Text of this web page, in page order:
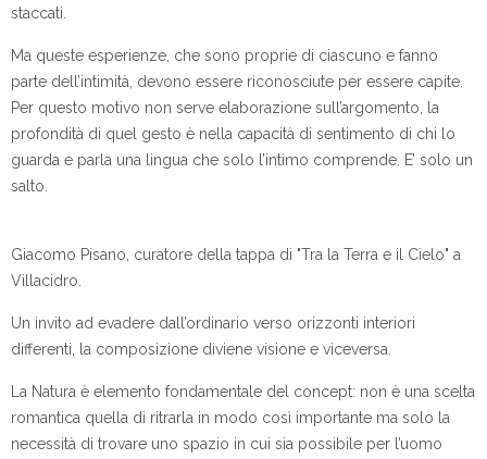
staccati.
Ma queste esperienze, che sono proprie di ciascuno e fanno
parte dell’intimità, devono essere riconosciute per essere capite.
Per questo motivo non serve elaborazione sull’argomento, la
profondità di quel gesto è nella capacità di sentimento di chi lo
guarda e parla una lingua che solo l’intimo comprende. E’ solo un
salto.
Giacomo Pisano, curatore della tappa di "Tra la Terra e il Cielo" a
Villacidro.
Un invito ad evadere dall’ordinario verso orizzonti interiori
differenti, la composizione diviene visione e viceversa.
La Natura è elemento fondamentale del concept: non è una scelta
romantica quella di ritrarla in modo così importante ma solo la
necessità di trovare uno spazio in cui sia possibile per l’uomo